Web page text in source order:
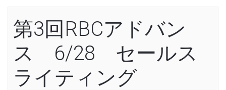
第3回RBCアドバン
ス 6/28 セールス
ライティング